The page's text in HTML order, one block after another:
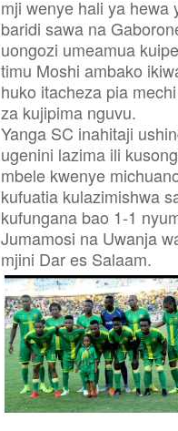
mji wenye hali ya hewa
baridi sawa na
uongozi umeamua
timu Moshi ambako
huko itacheza pia
za kujipima nguvu.
Yanga SC inahitaji
ugenini lazima ili
mbele kwenye
kufuatia kulazimishwa
kufungana bao 1-1
Jumamosi na Uwanja
mjini Dar es Salaam.